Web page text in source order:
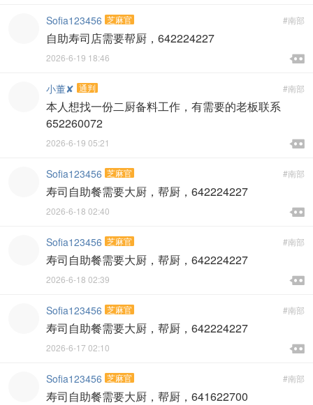
#南部
Sofia123456 芝麻官
自助寿司店需要帮厨，642224227

2026-6-19 18:46 
#南部
小董✘ 通判
本人想找一份二厨备料工作，有需要的老板联系
652260072

2026-6-19 05:21 
#南部
Sofia123456 芝麻官
寿司自助餐需要大厨，帮厨，642224227

2026-6-18 02:40 
#南部
Sofia123456 芝麻官
寿司自助餐需要大厨，帮厨，642224227

2026-6-18 02:39 
#南部
Sofia123456 芝麻官
寿司自助餐需要大厨，帮厨，642224227

2026-6-17 02:10 
#南部
Sofia123456 芝麻官
寿司自助餐需要大厨，帮厨，641622700